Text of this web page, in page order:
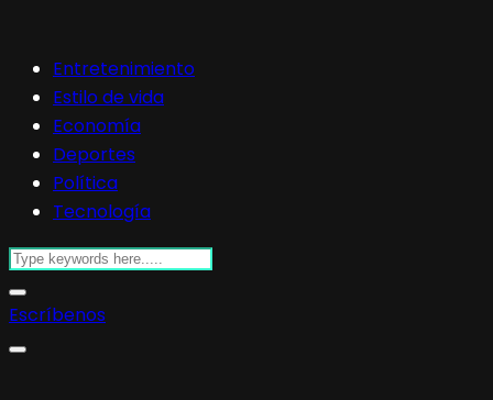
Entretenimiento
Estilo de vida
Economía
Deportes
Política
Tecnología
Escríbenos